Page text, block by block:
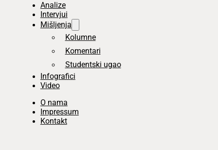
Analize
Intervjui
Mišljenja
Kolumne
Komentari
Studentski ugao
Infografici
Video
O nama
Impressum
Kontakt